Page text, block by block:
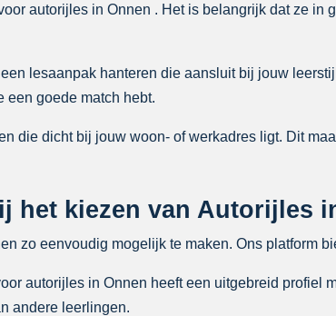
autorijles in Onnen . Het is belangrijk dat ze in
lesaanpak hanteren die aansluit bij jouw
een goede match hebt.
die dicht bij jouw woon- of werkadres ligt. Dit
het kiezen van Autorijles
zo eenvoudig mogelijk te maken. Ons platform
autorijles in Onnen heeft een uitgebreid profiel
andere leerlingen.